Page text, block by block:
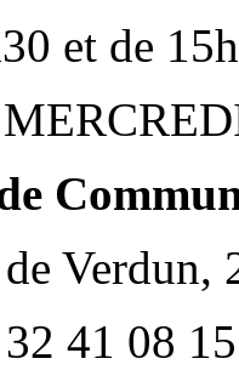
et de
Verdun,
41 08 15